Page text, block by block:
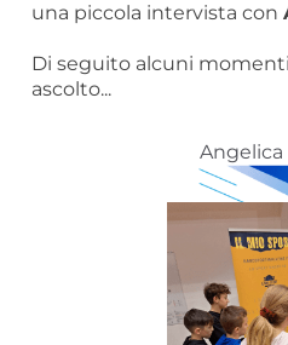
una piccola intervista con
Di seguito alcuni
ascolto...